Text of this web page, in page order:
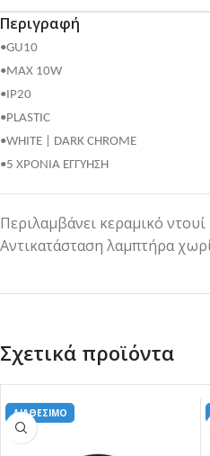
Περιγραφή
•GU10
•MAX 10W
•IP20
•PLASTIC
•WHITE | DARK CHROME
•5 ΧΡΟΝΙΑ ΕΓΓΥΗΣΗ
Περιλαμβάνει κεραμικό ντουί
Αντικατάσταση λαμπτήρα
Σχετικά προϊόντα
ΔΙΑΘΕΣΙΜΟ